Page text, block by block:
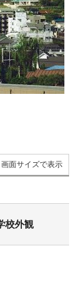
画面サイズで表示
校外観